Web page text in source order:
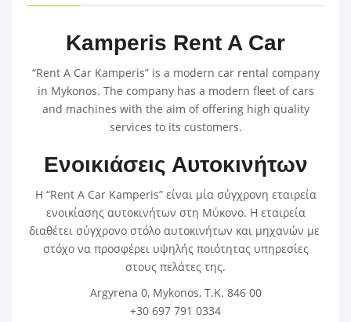
Kamperis Rent A Car
“Rent A Car Kamperis” is a modern car rental company
in Mykonos. The company has a modern fleet of cars
and machines with the aim of offering high quality
services to its customers.
Ενοικιάσεις Αυτοκινήτων
Η “Rent A Car Kamperis” είναι μία σύγχρονη εταιρεία
ενοικίασης αυτοκινήτων στη Μύκονο. Η εταιρεία
διαθέτει σύγχρονο στόλο αυτοκινήτων και μηχανών με
στόχο να προσφέρει υψηλής ποιότητας υπηρεσίες
στους πελάτες της.
Argyrena 0, Mykonos, Τ.Κ. 846 00
+30 697 791 0334